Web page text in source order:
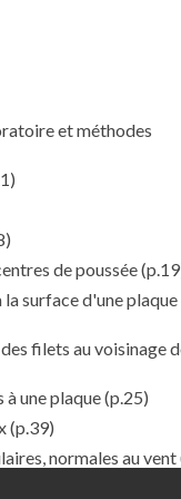
et méthodes
de poussée
surface d'une plaque
filets au voisinage
à une plaque(p.25)
(p.39)
normales au vent